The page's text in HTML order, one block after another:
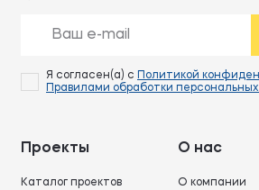
Я согласен(а) с Политикой
Правилами обработки
Проекты
Каталог проектов
О нас
О компании